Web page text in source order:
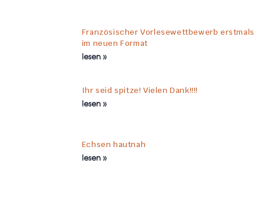
Französischer Vorlesewettbewerb erstmals
im neuen Format
lesen »
Ihr seid spitze! Vielen Dank!!!!
lesen »
Echsen hautnah
lesen »